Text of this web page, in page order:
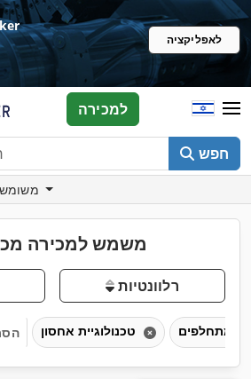
לאפליקציה
חפש
למכירה
משמש למכירה
רלוונטיות